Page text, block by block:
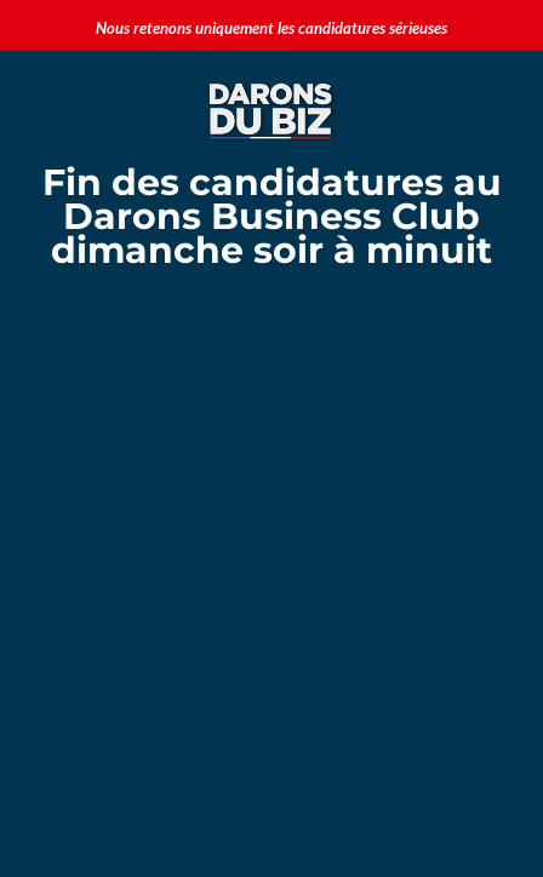
Nous retenons uniquement les candidatures sérieuses
Fin des candidatures au
Darons Business Club
dimanche soir à minuit